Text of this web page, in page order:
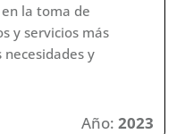
la toma de
y servicios más
necesidades y
Año: 2023